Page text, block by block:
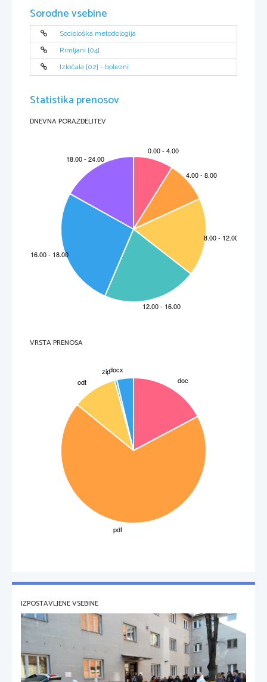
Sorodne vsebine
Sociološka metodologija
Rimljani [04]
Izločala [02] - bolezni
Statistika prenosov
DNEVNA PORAZDELITEV
VRSTA PRENOSA
IZPOSTAVLJENE VSEBINE